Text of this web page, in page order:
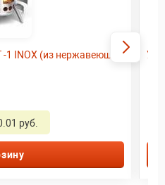
INOX (из нержавеющей
руб.